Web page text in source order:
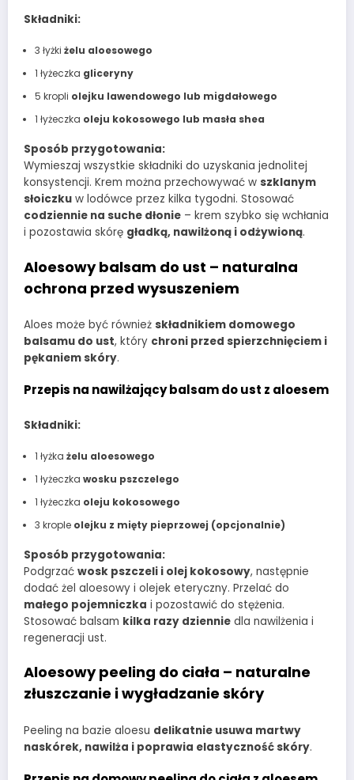
Składniki:
3 łyżki żelu aloesowego
1 łyżeczka gliceryny
5 kropli olejku lawendowego lub migdałowego
1 łyżeczka oleju kokosowego lub masła shea
Sposób przygotowania:
Wymieszaj wszystkie składniki do uzyskania jednolitej
konsystencji. Krem można przechowywać w szklanym
słoiczku w lodówce przez kilka tygodni. Stosować
codziennie na suche dłonie – krem szybko się wchłania
i pozostawia skórę gładką, nawilżoną i odżywioną.
Aloesowy balsam do ust – naturalna
ochrona przed wysuszeniem
Aloes może być również składnikiem domowego
balsamu do ust, który chroni przed spierzchnięciem i
pękaniem skóry.
Przepis na nawilżający balsam do ust z aloesem
Składniki:
1 łyżka żelu aloesowego
1 łyżeczka wosku pszczelego
1 łyżeczka oleju kokosowego
3 krople olejku z mięty pieprzowej (opcjonalnie)
Sposób przygotowania:
Podgrzać wosk pszczeli i olej kokosowy, następnie
dodać żel aloesowy i olejek eteryczny. Przelać do
małego pojemniczka i pozostawić do stężenia.
Stosować balsam kilka razy dziennie dla nawilżenia i
regeneracji ust.
Aloesowy peeling do ciała – naturalne
złuszczanie i wygładzanie skóry
Peeling na bazie aloesu delikatnie usuwa martwy
naskórek, nawilża i poprawia elastyczność skóry.